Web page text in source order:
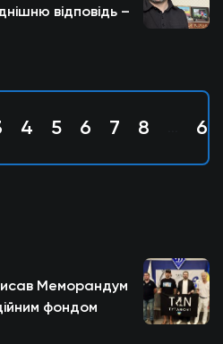
відповідь –
4 5 6 7 8 68
Меморандум
фондом